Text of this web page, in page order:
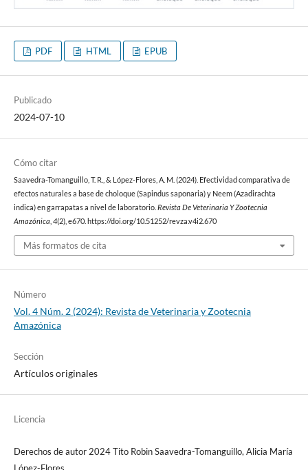
PDF HTML EPUB
Publicado
2024-07-10
Cómo citar
Saavedra-Tomanguillo, T. R., & López-Flores, A. M. (2024). Efectividad comparativa de
efectos naturales a base de choloque (Sapindus saponaria) y Neem (Azadirachta
indica) en garrapatas a nivel de laboratorio. Revista De Veterinaria Y Zootecnia
Amazónica 4(2), e670. https://doi.org/10.51252/revza.v4i2.670
Más formatos de cita
Número
Vol. 4 Núm. 2 (2024): Revista de Veterinaria y Zootecnia
Amazónica
Sección
Artículos originales
Licencia
Derechos de autor 2024 Tito Robin Saavedra-Tomanguillo, Alicia María